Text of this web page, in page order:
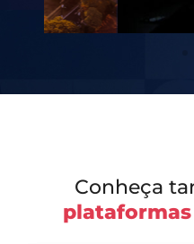
Conheça